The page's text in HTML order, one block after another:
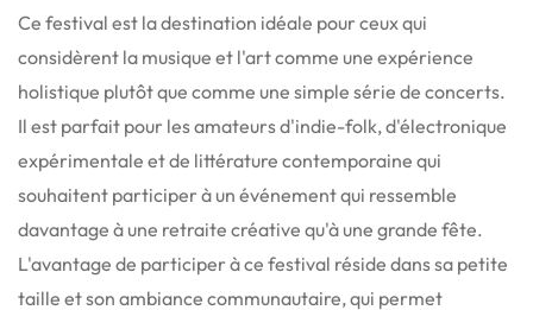
Ce festival est la destination idéale pour ceux qui
considèrent la musique et l'art comme une expérience
holistique plutôt que comme une simple série de concerts.
Il est parfait pour les amateurs d'indie-folk, d'électronique
expérimentale et de littérature contemporaine qui
souhaitent participer à un événement qui ressemble
davantage à une retraite créative qu'à une grande fête.
L'avantage de participer à ce festival réside dans sa petite
taille et son ambiance communautaire, qui permet